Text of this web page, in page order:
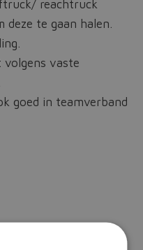
reachtruck
te gaan halen.
vaste
goed in teamverband